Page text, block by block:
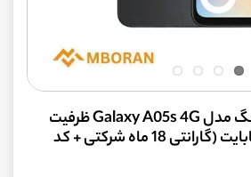
گوشی موبايل سامسونگ مدل Galaxy A05s 4G ظرفیت
128 گیگابایت رم 6 گیگابایت (گارانتی 18 ماه شرکتی + کد